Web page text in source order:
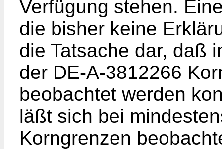
Verfügung stehen.
die bisher keine
die Tatsache dar, daß
der DE-A-3812266
beobachtet werden
läßt sich bei
Korngrenzen